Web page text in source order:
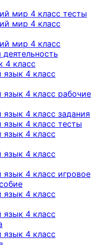
мир 4 класс тесты
мир 4 класс
мир 4 класс
деятельность
4 класс
язык 4 класс
язык 4 класс рабочие
язык 4 класс задания
язык 4 класс тесты
язык 4 класс
язык 4 класс
язык 4 класс игровое
язык 4 класс
язык 4 класс
язык 4 класс